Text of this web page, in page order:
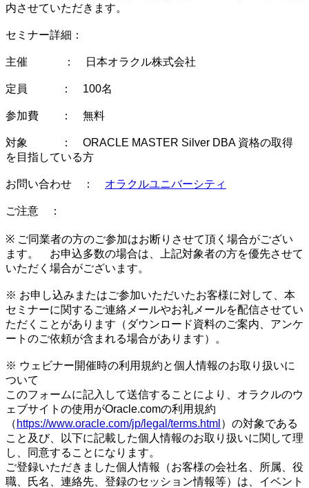
内させていただきます。
セミナー詳細：
主催 ： 日本オラクル株式会社
定員 ： 100名
参加費 ： 無料
対象 ： ORACLE MASTER Silver DBA 資格の取得
を目指している方
お問い合わせ ： オラクルユニバーシティ
ご注意 ：
※ ご同業者の方のご参加はお断りさせて頂く場合がござい
ます。 お申込多数の場合は、上記対象者の方を優先させて
いただく場合がございます。
※ お申し込みまたはご参加いただいたお客様に対して、本
セミナーに関するご連絡メールやお礼メールを配信させてい
ただくことがあります（ダウンロード資料のご案内、アンケ
ートのご依頼が含まれる場合があります）。
※ ウェビナー開催時の利用規約と個人情報のお取り扱いに
ついて
このフォームに記入して送信することにより、オラクルのウ
ェブサイトの使用がOracle.comの利用規約
（ https://www.oracle.com/jp/legal/terms.html ）の対象である
こと及び、以下に記載した個人情報のお取り扱いに関して理
し、同意することになります。
ご登録いただきました個人情報（お客様の会社名、所属、役
職、氏名、連絡先、登録のセッション情報等）は、イベント